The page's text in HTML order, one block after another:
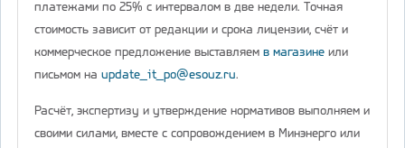
платежами по 25% с интервалом в две недели. Точная
стоимость зависит от редакции и срока лицензии, счёт и
коммерческое предложение выставляем в магазине или
письмом на update_it_po@esouz.ru.
Расчёт, экспертизу и утверждение нормативов выполняем и
своими силами, вместе с сопровождением в Минэнерго или